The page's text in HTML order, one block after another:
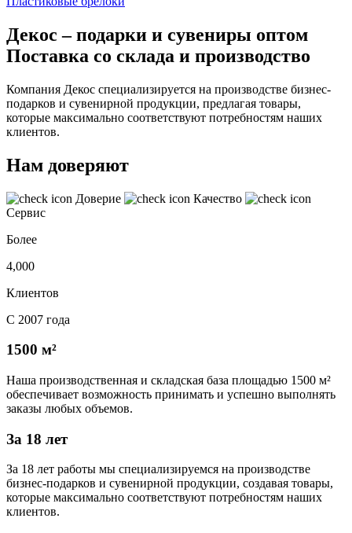
Декос – подарки и сувениры оптом
Поставка со склада и производство
Компания Декос специализируется на производстве бизнес-
подарков и сувенирной продукции, предлагая товары,
которые максимально соответствуют потребностям наших
клиентов.
Нам доверяют
Доверие
Качество
Сервис
Более
4,000
Клиентов
С 2007 года
1500 м²
Наша производственная и складская база площадью 1500 м²
обеспечивает возможность принимать и успешно выполнять
заказы любых объемов.
За 18 лет
За 18 лет работы мы специализируемся на производстве
бизнес-подарков и сувенирной продукции, создавая товары,
которые максимально соответствуют потребностям наших
клиентов.